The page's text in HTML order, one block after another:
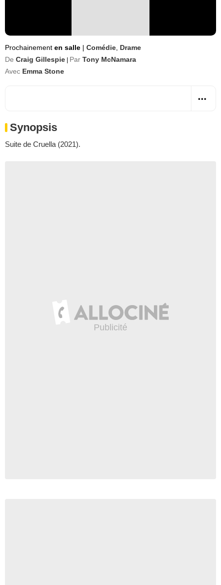
Prochainement en salle | Comédie Drame
De Craig Gillespie Par Tony McNamara
Avec Emma Stone
Synopsis
Suite de Cruella (2021).